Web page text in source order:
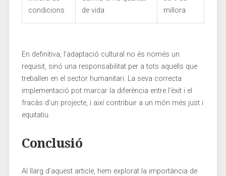
condicions
de vida
millora
En definitiva, l’adaptació cultural no és‍ només un⁤
requisit, sinó una responsabilitat⁢ per a tots aquells que
⁣treballen ⁢en el ⁣sector humanitari. La seva ⁣correcta
implementació ​pot marcar la diferència entre l’èxit i el
fracàs d’un ‌projecte, ​i així contribuir a⁣ un món ‍més ⁢just i
equitatiu.
Conclusió
Al llarg d’aquest article, hem explorat⁤ la importància de